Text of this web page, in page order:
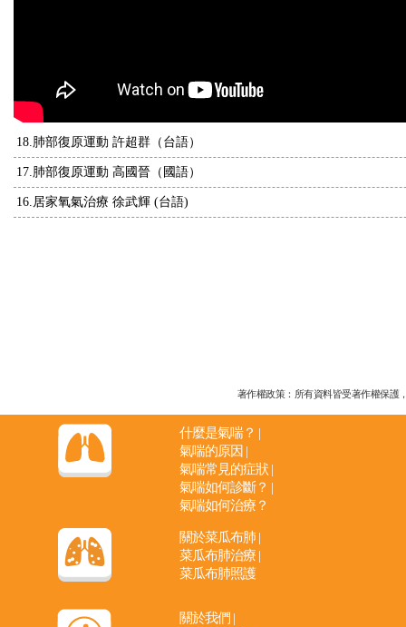
18.肺部復原運動 許超群（台語）
17.肺部復原運動 高國晉（國語）
16.居家氧氣治療 徐武輝 (台語)
著作權政策：所有資料皆受著作權保護
什麼是氣喘？ |
氣喘的原因 |
氣喘常見的症狀|
氣喘如何診斷？ |
氣喘如何治療？
關於菜瓜布肺|
菜瓜布肺治療 |
菜瓜布肺照護
關於我們 |